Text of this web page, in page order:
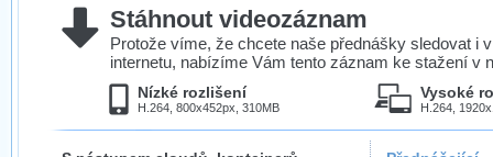
Stáhnout videozáznam
Protože víme, že chcete naše přednášky sledovat i
internetu, nabízíme Vám tento záznam ke stažení v
Nízké rozlišení
H.264, 800x452px, 310MB
Vysoké
H.264,